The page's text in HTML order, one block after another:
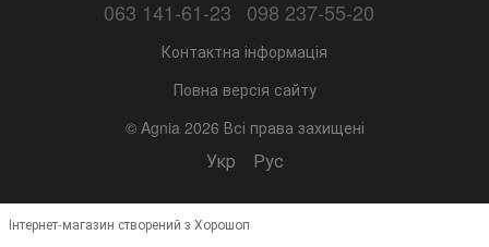
063 141-61-23 098 237-55-20
Контактна інформація
Повна версія сайту
© Agnia 2026 Всі права захищені
Укр Рус
Інтернет-магазин створений з Хорошоп